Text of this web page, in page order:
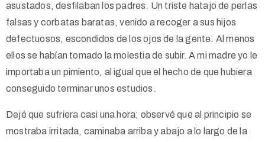
asustados, desfilaban los padres. Un triste hatajo de perlas
falsas y corbatas baratas, venido a recoger a sus hijos
defectuosos, escondidos de los ojos de la gente. Al menos
ellos se habían tomado la molestia de subir. A mi madre yo le
importaba un pimiento, al igual que el hecho de que hubiera
conseguido terminar unos estudios.
Dejé que sufriera casi una hora; observé que al principio se
mostraba irritada, caminaba arriba y abajo a lo largo de la